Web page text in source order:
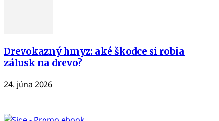
Drevokazný hmyz: aké škodce si robia
zálusk na drevo?
24. júna 2026